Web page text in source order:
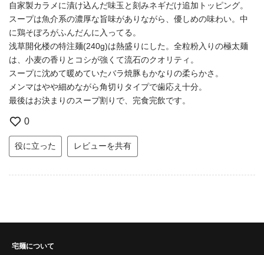
自家製カラメに漬け込んだ味玉と刻みネギだけ追加トッピング。
スープは魚介系の濃厚な旨味がありながら、優しめの味わい。中
に鶏そぼろがふんだんに入ってる。
浅草開化楼の特注麺(240g)は熱盛りにした。全粒粉入りの極太麺
は、小麦の香りとコシが強くて流石のクオリティ。
スープに沈めて暖めていたバラ焼豚もかなりの柔らかさ。
メンマはやや細めながら角切りタイプで歯応え十分。
最後はお決まりのスープ割りで、完食完飲です。
0
役に立った レビューを共有
宅麺について